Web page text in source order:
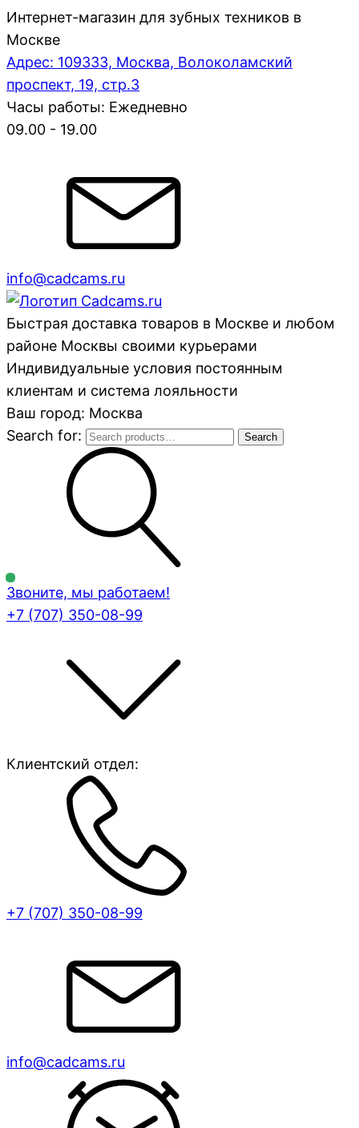
Интернет-магазин для зубных техников в
Москве
Адрес: 109333, Москва, Волоколамский
проспект, 19, стр.3
Часы работы: Ежедневно
09.00 - 19.00
info@cadcams.ru
Быстрая доставка товаров в Москве и любом
районе Москвы своими курьерами
Индивидуальные условия постоянным
клиентам и система лояльности
Ваш город: Москва
Search for:
Search
Звоните, мы работаем!
+7 (707) 350-08-99
Клиентский отдел:
+7 (707) 350-08-99
info@cadcams.ru